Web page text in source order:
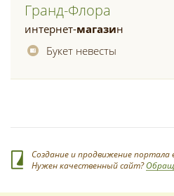
Гранд-Флора
интернет-магазин
Букет невесты
Создание и продвижение портала
Нужен качественный сайт?